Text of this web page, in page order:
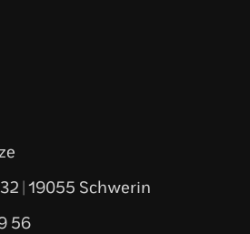
| 19055 Schwerin
56